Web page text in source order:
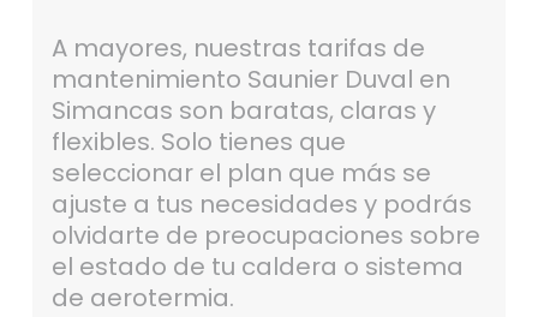
A mayores, nuestras tarifas de
mantenimiento Saunier Duval en
Simancas son baratas, claras y
flexibles. Solo tienes que
seleccionar el plan que más se
ajuste a tus necesidades y podrás
olvidarte de preocupaciones sobre
el estado de tu caldera o sistema
de aerotermia.